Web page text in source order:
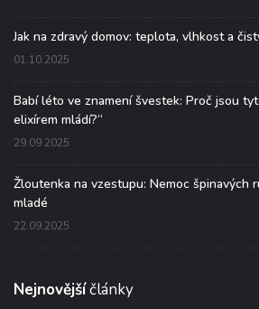
Jak na zdravý domov: teplota, vlhkost a
01.10.2025
Babí léto ve znamení švestek: Proč jsou
elixírem mládí?“
29.09.2025
Žloutenka na vzestupu: Nemoc špinavých
mladé
22.09.2025
Nejnovějšíčlánky